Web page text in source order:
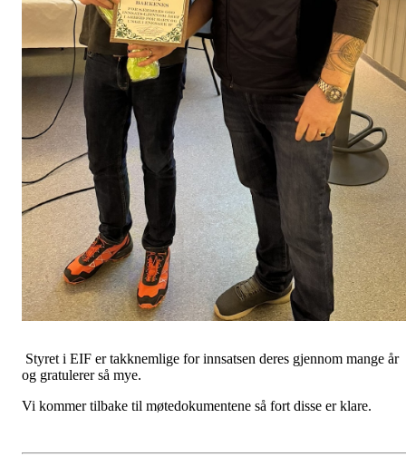
Styret i EIF er takknemlige for innsatsen deres gjennom mange år
og gratulerer så mye.
Vi kommer tilbake til møtedokumentene så fort disse er klare.